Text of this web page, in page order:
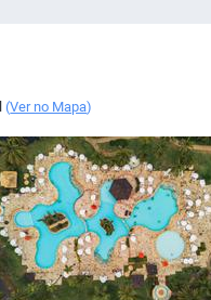
(Ver no Mapa)